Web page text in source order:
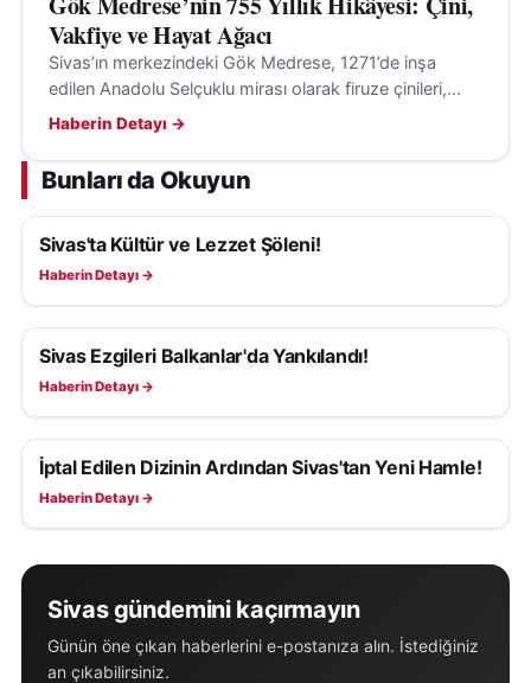
Vakfiye ve Hayat Ağacı
Sivas’ın merkezindeki Gök Medrese, 1271’de inşa
edilen Anadolu Selçuklu mirası olarak firuze çinileri,
anıtsal taçkapısı ve hayat ağacı motifiyle geçmişten
Haberin Detayı →
Bunları da Okuyun
KÜLTÜR, SANAT VE TARIH
Sivas'ta Kültür ve Lezzet Şöleni!
Haberin Detayı →
KÜLTÜR, SANAT VE TARIH
Sivas Ezgileri Balkanlar'da Yankılandı!
Haberin Detayı →
KÜLTÜR, SANAT VE TARIH
İptal Edilen Dizinin Ardından Sivas'tan Yeni Hamle!
Haberin Detayı →
Sivas gündemini kaçırmayın
Günün öne çıkan haberlerini e-postanıza alın. İstediğiniz
an çıkabilirsiniz.